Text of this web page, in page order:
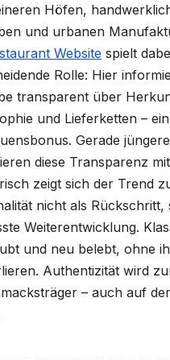
Höfen,
und urbanen
Website spielt
Rolle: Hier
transparent über
und Lieferketten –
Gerade
diese Transparenz
zeigt sich der Trend
nicht als Rückschritt,
Weiterentwicklung.
und neu belebt, ohne
Authentizität wird
– auch auf